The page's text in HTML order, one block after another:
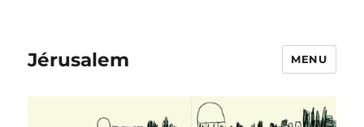
Jérusalem MENU